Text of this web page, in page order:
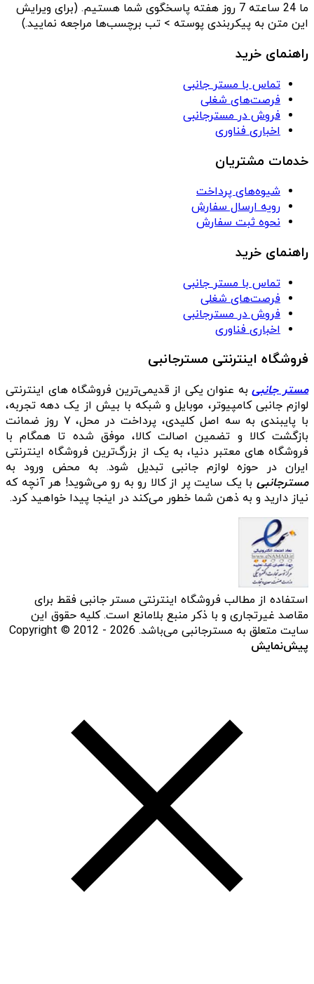
ما 24 ساعته 7 روز هفته پاسخگوی شما هستیم. (برای ویرایش
این متن به پیکربندی پوسته > تب برچسب‌ها مراجعه نمایید.)
راهنمای خرید
تماس با مستر جانبی
فرصت‌های شغلی
فروش در مسترجانبی
اخباری فناوری
خدمات مشتریان
شیوه‌های پرداخت
رویه ارسال سفارش
نحوه ثبت سفارش
راهنمای خرید
تماس با مستر جانبی
فرصت‌های شغلی
فروش در مسترجانبی
اخباری فناوری
فروشگاه اینترنتی مسترجانبی
مستر جانبیبه عنوان یکی از قدیمی‌ترین فروشگاه های اینترنتی
لوازم جانبی کامپیوتر، موبایل و شبکه با بیش از یک دهه تجربه،
با پایبندی به سه اصل کلیدی، پرداخت در محل، ۷ روز ضمانت
بازگشت کالا و تضمین اصالت کالا، موفق شده تا همگام با
فروشگاه‌ های معتبر دنیا، به یک از بزرگ‌ترین فروشگاه اینترنتی
ایران در حوزه لوازم جانبی تبدیل شود. به محض ورود به
مسترجانبی با یک سایت پر از کالا رو به رو می‌شوید! هر آنچه که
نیاز دارید و به ذهن شما خطور می‌کند در اینجا پیدا خواهید کرد.
استفاده از مطالب فروشگاه اینترنتی مستر جانبی فقط برای
مقاصد غیرتجاری و با ذکر منبع بلامانع است. کلیه حقوق این
سایت متعلق به مسترجانبی می‌باشد. Copyright © 2012 - 2026
پیش‌نمایش